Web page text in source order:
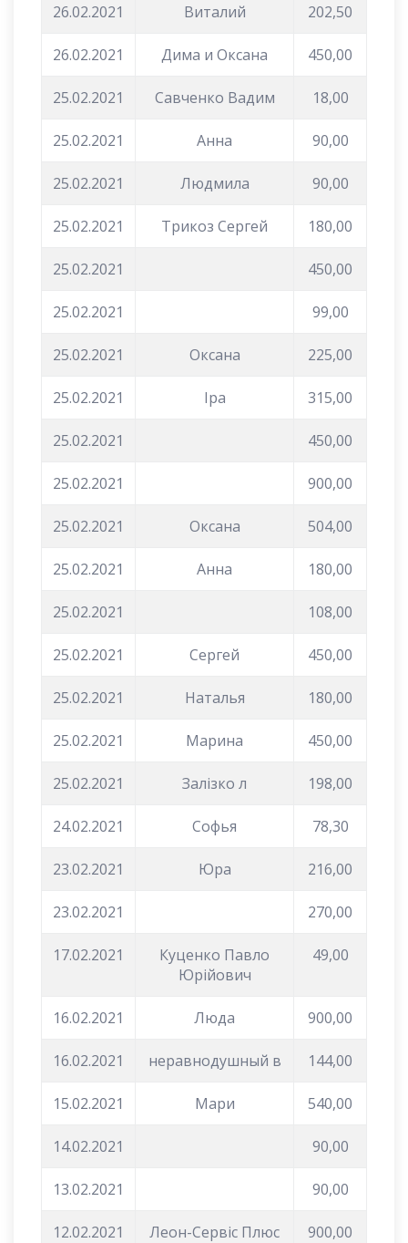
26.02.2021 Виталий 202,50
26.02.2021 Дима и Оксана 450,00
25.02.2021 Савченко Вадим 18,00
25.02.2021 Анна 90,00
25.02.2021 Людмила 90,00
25.02.2021 Трикоз Сергей 180,00
25.02.2021 450,00
25.02.2021 99,00
25.02.2021 Оксана 225,00
25.02.2021 Іра 315,00
25.02.2021 450,00
25.02.2021 900,00
25.02.2021 Оксана 504,00
25.02.2021 Анна 180,00
25.02.2021 108,00
25.02.2021 Сергей 450,00
25.02.2021 Наталья 180,00
25.02.2021 Марина 450,00
25.02.2021 Залізко л 198,00
24.02.2021 Софья 78,30
23.02.2021 Юра 216,00
23.02.2021 270,00
17.02.2021
Куценко Павло
Юрійович
49,00
16.02.2021 Люда 900,00
16.02.2021 неравнодушный в 144,00
15.02.2021 Мари 540,00
14.02.2021 90,00
13.02.2021 90,00
12.02.2021 Леон-Сервіс Плюс 900,00